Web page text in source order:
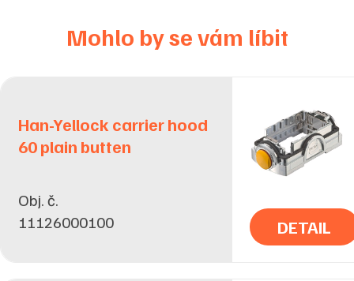
Mohlo by se vám líbit
Han-Yellock carrier hood
60 plain butten
Obj. č.
11126000100
DETAIL